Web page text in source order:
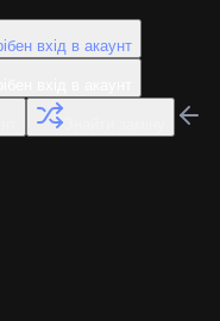
вхід в акаунт